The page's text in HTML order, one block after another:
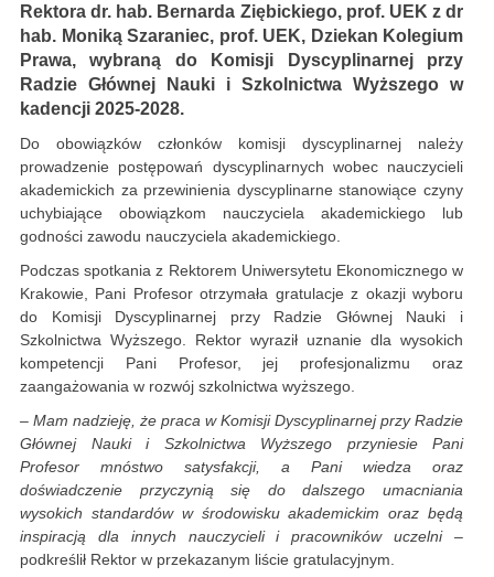
Rektora dr. hab. Bernarda Ziębickiego, prof. UEK z dr
hab. Moniką Szaraniec, prof. UEK, Dziekan Kolegium
Prawa, wybraną do Komisji Dyscyplinarnej przy
Radzie Głównej Nauki i Szkolnictwa Wyższego w
kadencji 2025-2028.
Do obowiązków członków komisji dyscyplinarnej należy
prowadzenie postępowań dyscyplinarnych wobec nauczycieli
akademickich za przewinienia dyscyplinarne stanowiące czyny
uchybiające obowiązkom nauczyciela akademickiego lub
godności zawodu nauczyciela akademickiego.
Podczas spotkania z Rektorem Uniwersytetu Ekonomicznego w
Krakowie, Pani Profesor otrzymała gratulacje z okazji wyboru
do Komisji Dyscyplinarnej przy Radzie Głównej Nauki i
Szkolnictwa Wyższego. Rektor wyraził uznanie dla wysokich
kompetencji Pani Profesor, jej profesjonalizmu oraz
zaangażowania w rozwój szkolnictwa wyższego.
– Mam nadzieję, że praca w Komisji Dyscyplinarnej przy Radzie
Głównej Nauki i Szkolnictwa Wyższego przyniesie Pani
Profesor mnóstwo satysfakcji, a Pani wiedza oraz
doświadczenie przyczynią się do dalszego umacniania
wysokich standardów w środowisku akademickim oraz będą
inspiracją dla innych nauczycieli i pracowników uczelni–
podkreślił Rektor w przekazanym liście gratulacyjnym.